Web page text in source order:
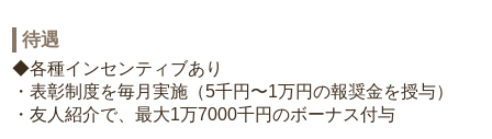
待遇
◆各種インセンティブあり
・表彰制度を毎月実施（5千円〜1万円の報奨金を授与）
・友人紹介で、最大1万7000千円のボーナス付与